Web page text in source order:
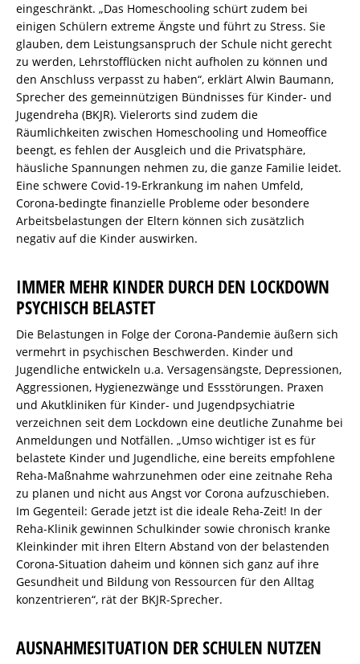
eingeschränkt. „Das Homeschooling schürt zudem bei
einigen Schülern extreme Ängste und führt zu Stress. Sie
glauben, dem Leistungsanspruch der Schule nicht gerecht
zu werden, Lehrstofflücken nicht aufholen zu können und
den Anschluss verpasst zu haben“, erklärt Alwin Baumann,
Sprecher des gemeinnützigen Bündnisses für Kinder- und
Jugendreha (BKJR). Vielerorts sind zudem die
Räumlichkeiten zwischen Homeschooling und Homeoffice
beengt, es fehlen der Ausgleich und die Privatsphäre,
häusliche Spannungen nehmen zu, die ganze Familie leidet.
Eine schwere Covid-19-Erkrankung im nahen Umfeld,
Corona-bedingte finanzielle Probleme oder besondere
Arbeitsbelastungen der Eltern können sich zusätzlich
negativ auf die Kinder auswirken.
IMMER MEHR KINDER DURCH DEN LOCKDOWN
PSYCHISCH BELASTET
Die Belastungen in Folge der Corona-Pandemie äußern sich
vermehrt in psychischen Beschwerden. Kinder und
Jugendliche entwickeln u.a. Versagensängste, Depressionen,
Aggressionen, Hygienezwänge und Essstörungen. Praxen
und Akutkliniken für Kinder- und Jugendpsychiatrie
verzeichnen seit dem Lockdown eine deutliche Zunahme bei
Anmeldungen und Notfällen. „Umso wichtiger ist es für
belastete Kinder und Jugendliche, eine bereits empfohlene
Reha-Maßnahme wahrzunehmen oder eine zeitnahe Reha
zu planen und nicht aus Angst vor Corona aufzuschieben.
Im Gegenteil: Gerade jetzt ist die ideale Reha-Zeit! In der
Reha-Klinik gewinnen Schulkinder sowie chronisch kranke
Kleinkinder mit ihren Eltern Abstand von der belastenden
Corona-Situation daheim und können sich ganz auf ihre
Gesundheit und Bildung von Ressourcen für den Alltag
konzentrieren“, rät der BKJR-Sprecher.
AUSNAHMESITUATION DER SCHULEN NUTZEN